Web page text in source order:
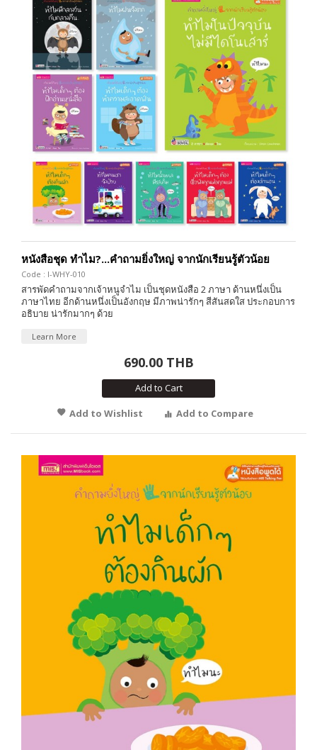
หนังสือชุด ทำไม?...คำถามยิ่งใหญ่ จากนักเรียนรู้ตัวน้อย
Code : I-WHY-010
สารพัดคำถามจากเจ้าหนูจำไม เป็นชุดหนังสือ 2 ภาษา ด้านหนึ่งเป็น
ภาษาไทย อีกด้านหนึ่งเป็นอังกฤษ มีภาพน่ารักๆ สีสันสดใส ประกอบการ
อธิบาย น่ารักมากๆ ด้วย
Learn More
690.00 THB
Add to Cart
Add to Wishlist
Add to Compare